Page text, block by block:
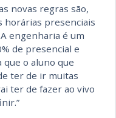
novas regras são,
horárias presenciais
engenharia é um
de presencial e
o aluno que
ter de ir muitas
ter de fazer ao vivo